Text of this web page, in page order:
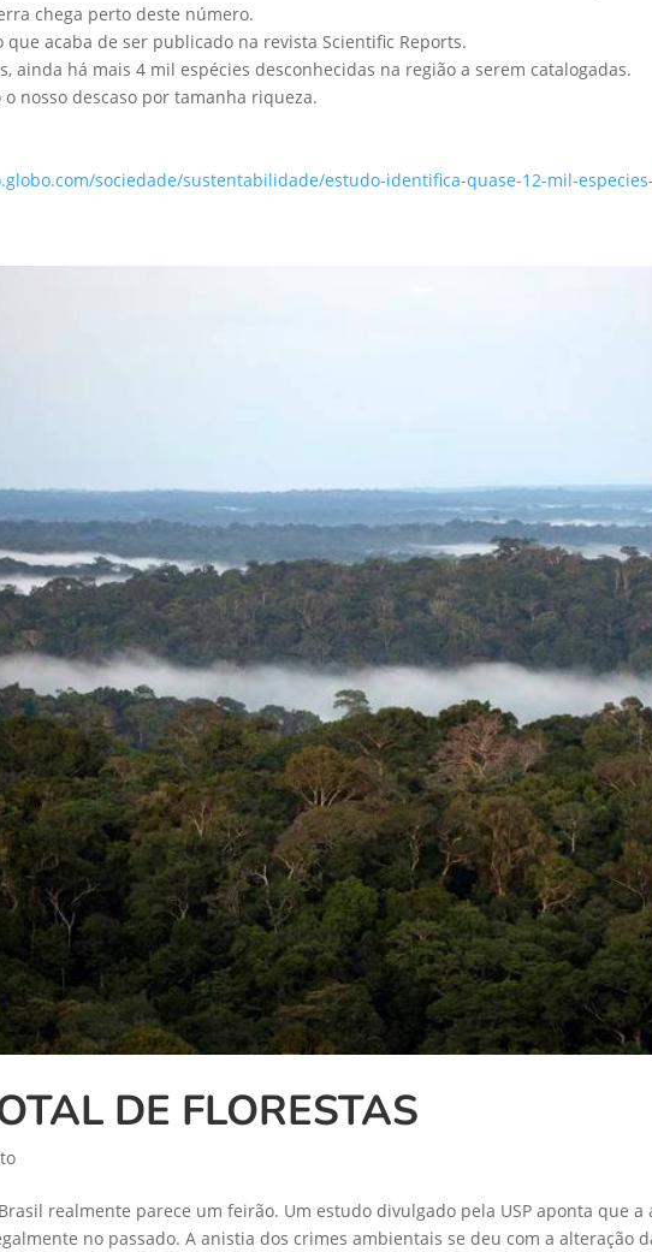
chega perto deste número.
que acaba de ser publicado na revista Scientific Reports.
ainda há mais 4 mil espécies desconhecidas na região a serem catalogadas.
nosso descaso por tamanha riqueza.
sociedade/sustentabilidade/estudo-identifica-quase-12-mil-
DE FLORESTAS
realmente parece um feirão. Um estudo divulgado pela USP aponta que
no passado. A anistia dos crimes ambientais se deu com a alteração